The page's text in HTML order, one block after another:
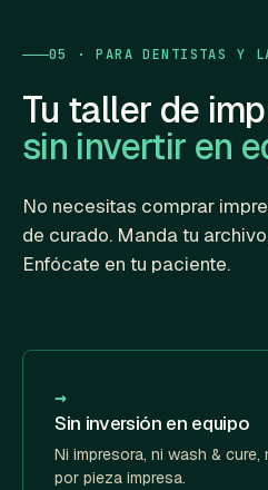
05 · PARA DENTISTAS Y
Tu taller de
sin invertir en
No necesitas comprar
de curado. Manda tu
Enfócate en tu paciente.
→
Sin inversión en equipo
Ni impresora, ni wash &
por pieza impresa.